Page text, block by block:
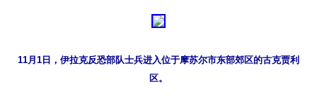
11月1日，伊拉克反恐部队士兵进入位于摩苏尔市东部郊区的古克贾利